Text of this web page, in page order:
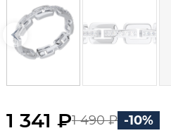
1 341 ₽1 490 ₽ -10%